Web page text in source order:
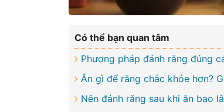
Có thể bạn quan tâm
Phương pháp đánh răng đúng
Ăn gì để răng chắc khỏe hơn?
Nên đánh răng sau khi ăn bao